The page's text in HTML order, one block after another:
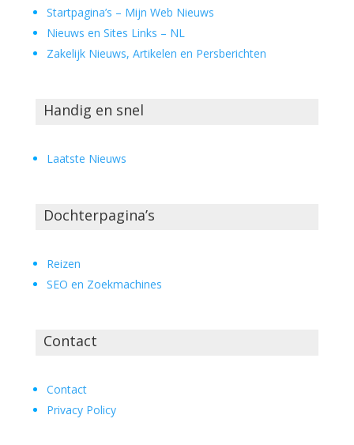
Startpagina’s – Mijn Web Nieuws
Nieuws en Sites Links – NL
Zakelijk Nieuws, Artikelen en Persberichten
Handig en snel
Laatste Nieuws
Dochterpagina’s
Reizen
SEO en Zoekmachines
Contact
Contact
Privacy Policy